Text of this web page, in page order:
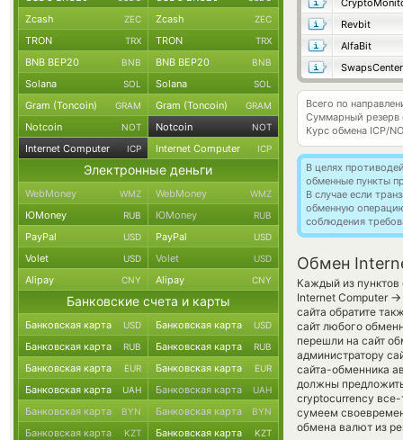
Revbit
AlfaBit
SwapsCenter
Всего по
Суммарный резерв
Курс обмена ICP/
В целях
обменные пункты
В случае если
обменную
соблюдения
Обмен
Каждый из пунктов
Internet Computer →
сайта обратите
сайт любого
перешли на сайт
администратору
сайта-обменника
должны
cryptocurrency
сумеем
обмена валют из
Zcash ZEC Zcash ZEC
TRON TRX TRON TRX
BNB BEP20 BNB BNB BEP20 BNB
Solana SOL Solana SOL
Gram (Toncoin) GRAM Gram (Toncoin) GRAM
Notcoin NOT Notcoin NOT
Internet Computer ICP Internet Computer ICP
Электронные деньги
WebMoney WMZ WebMoney WMZ
ЮMoney RUB ЮMoney RUB
PayPal USD PayPal USD
Volet USD Volet USD
Alipay CNY Alipay CNY
Банковские счета и карты
Банковская карта USD Банковская карта USD
Банковская карта RUB Банковская карта RUB
Банковская карта EUR Банковская карта EUR
Банковская карта UAH Банковская карта UAH
Банковская карта BYN Банковская карта BYN
Банковская карта KZT Банковская карта KZT